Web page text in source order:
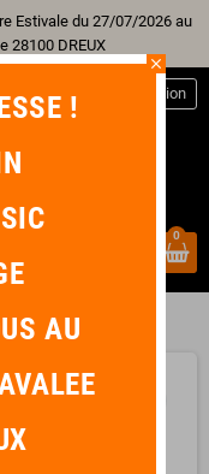
Estivale du 27/07/2026 au
28100 DREUX
Connexion
0
PURPLE
close
!
AU